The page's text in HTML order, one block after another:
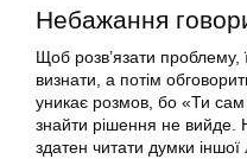
Небажання
Щоб розв’язати проблему,
визнати, а потім
уникає розмов, бо «Ти
знайти рішення не вийде.
здатен читати думки